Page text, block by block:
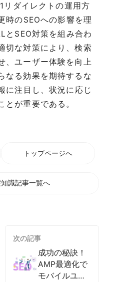
リダイレクトの運用方
時のSEOへの影響を理
とSEO対策を組み合わ
切な対策により、検索
、ユーザー体験を向上
なる効果を期待するな
に注目し、状況に応じ
とが重要である。
トップページへ
識記事一覧へ
次の記事
成功の秘訣！
AMP最適化で
モバイルユー